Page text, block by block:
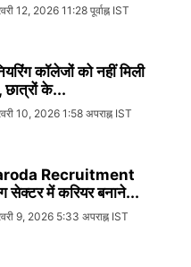
12, 2026 11:28 पूर्वाह्न IST
कॉलेजों को नहीं मिली
छात्रों के...
10, 2026 1:58 अपराह्न IST
Recruitment
में करियर बनाने...
9, 2026 5:33 अपराह्न IST